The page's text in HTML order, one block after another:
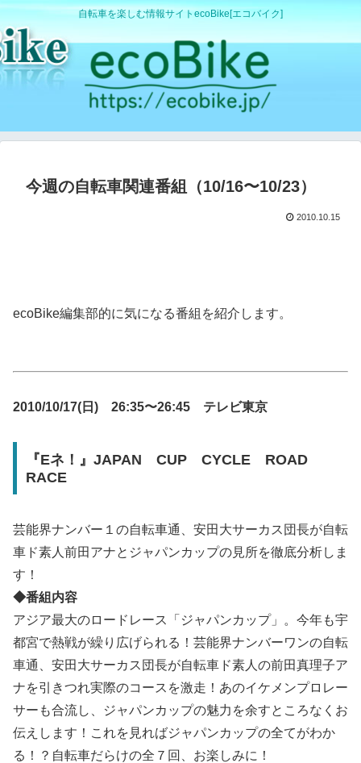
自転車を楽しむ情報サイトecoBike[エコバイク]
今週の自転車関連番組（10/16〜10/23）
2010.10.15
ecoBike編集部的に気になる番組を紹介します。
2010/10/17(日) 26:35〜26:45 テレビ東京
『Eネ！』JAPAN CUP CYCLE ROAD
RACE
芸能界ナンバー１の自転車通、安田大サーカス団長が自転
車ド素人前田アナとジャパンカップの見所を徹底分析しま
す！
◆番組内容
アジア最大のロードレース「ジャパンカップ」。今年も宇
都宮で熱戦が繰り広げられる！芸能界ナンバーワンの自転
車通、安田大サーカス団長が自転車ド素人の前田真理子ア
ナを引きつれ実際のコースを激走！あのイケメンプロレー
サーも合流し、ジャパンカップの魅力を余すところなくお
伝えします！これを見ればジャパンカップの全てがわか
る！？自転車だらけの全７回、お楽しみに！